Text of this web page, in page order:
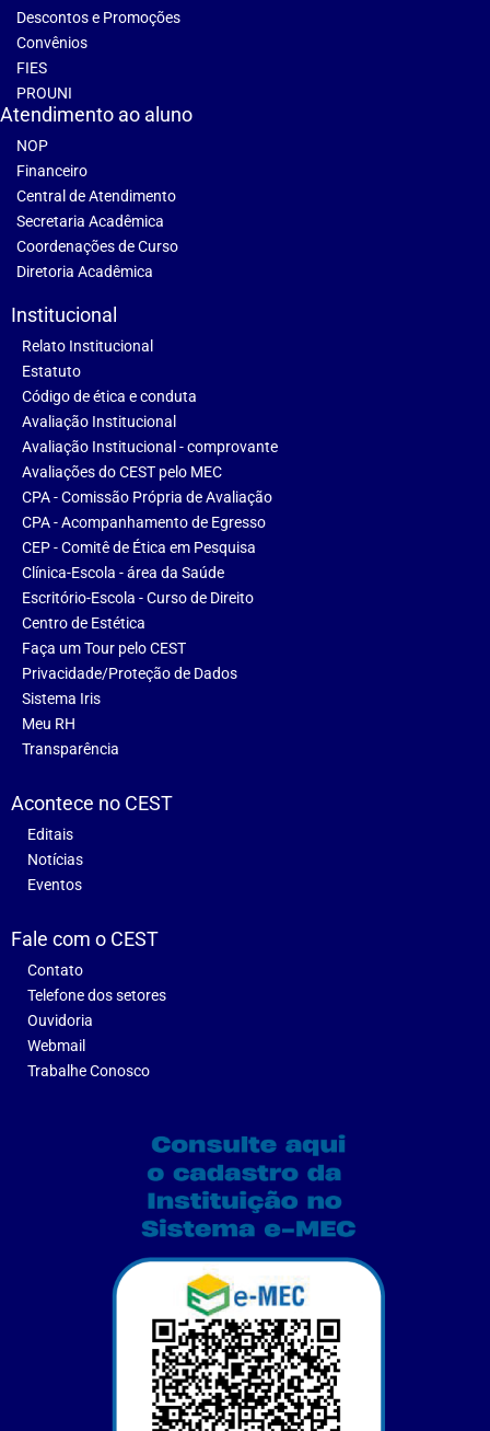
Descontos e Promoções
Convênios
FIES
PROUNI
Atendimento ao aluno
NOP
Financeiro
Central de Atendimento
Secretaria Acadêmica
Coordenações de Curso
Diretoria Acadêmica
Institucional
Relato Institucional
Estatuto
Código de ética e conduta
Avaliação Institucional
Avaliação Institucional - comprovante
Avaliações do CEST pelo MEC
CPA - Comissão Própria de Avaliação
CPA - Acompanhamento de Egresso
CEP - Comitê de Ética em Pesquisa
Clínica-Escola - área da Saúde
Escritório-Escola - Curso de Direito
Centro de Estética
Faça um Tour pelo CEST
Privacidade/Proteção de Dados
Sistema Iris
Meu RH
Transparência
Acontece no CEST
Editais
Notícias
Eventos
Fale com o CEST
Contato
Telefone dos setores
Ouvidoria
Webmail
Trabalhe Conosco